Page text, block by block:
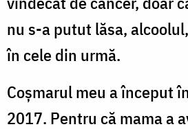
nu s-a putut lăsa,
în cele din urmă.
Coșmarul meu a început
2017. Pentru că mama a